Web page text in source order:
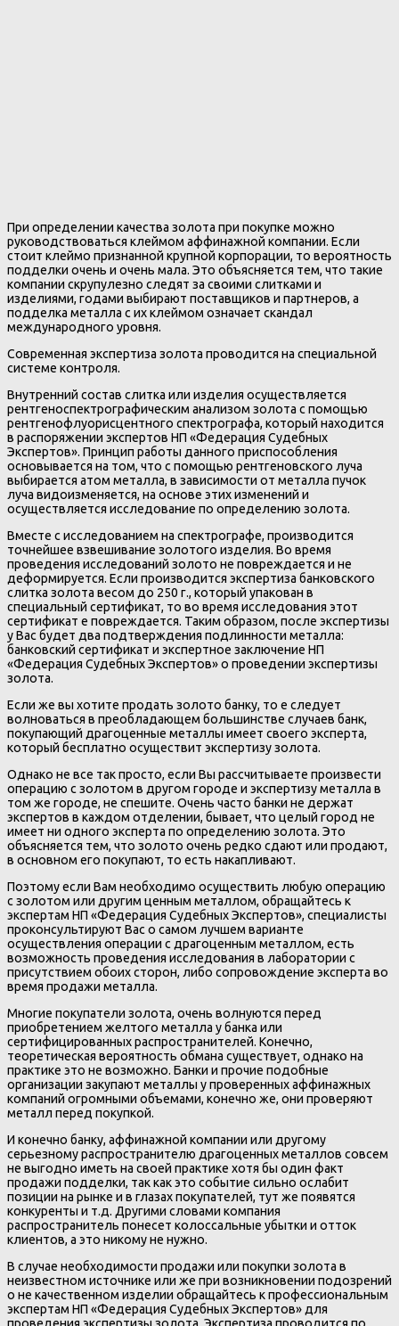
При определении качества золота при покупке можно
руководствоваться клеймом аффинажной компании. Если
стоит клеймо признанной крупной корпорации, то вероятность
подделки очень и очень мала. Это объясняется тем, что такие
компании скрупулезно следят за своими слитками и
изделиями, годами выбирают поставщиков и партнеров, а
подделка металла с их клеймом означает скандал
международного уровня.
Современная экспертиза золота проводится на специальной
системе контроля.
Внутренний состав слитка или изделия осуществляется
рентгеноспектрографическим анализом золота с помощью
рентгенофлуорисцентного спектрографа, который находится
в распоряжении экспертов НП «Федерация Судебных
Экспертов». Принцип работы данного приспособления
основывается на том, что с помощью рентгеновского луча
выбирается атом металла, в зависимости от металла пучок
луча видоизменяется, на основе этих изменений и
осуществляется исследование по определению золота.
Вместе с исследованием на спектрографе, производится
точнейшее взвешивание золотого изделия. Во время
проведения исследований золото не повреждается и не
деформируется. Если производится экспертиза банковского
слитка золота весом до 250 г., который упакован в
специальный сертификат, то во время исследования этот
сертификат е повреждается. Таким образом, после экспертизы
у Вас будет два подтверждения подлинности металла:
банковский сертификат и экспертное заключение НП
«Федерация Судебных Экспертов» о проведении экспертизы
золота.
Если же вы хотите продать золото банку, то е следует
волноваться в преобладающем большинстве случаев банк,
покупающий драгоценные металлы имеет своего эксперта,
который бесплатно осуществит экспертизу золота.
Однако не все так просто, если Вы рассчитываете произвести
операцию с золотом в другом городе и экспертизу металла в
том же городе, не спешите. Очень часто банки не держат
экспертов в каждом отделении, бывает, что целый город не
имеет ни одного эксперта по определению золота. Это
объясняется тем, что золото очень редко сдают или продают,
в основном его покупают, то есть накапливают.
Поэтому если Вам необходимо осуществить любую операцию
с золотом или другим ценным металлом, обращайтесь к
экспертам НП «Федерация Судебных Экспертов», специалисты
проконсультируют Вас о самом лучшем варианте
осуществления операции с драгоценным металлом, есть
возможность проведения исследования в лаборатории с
присутствием обоих сторон, либо сопровождение эксперта во
время продажи металла.
Многие покупатели золота, очень волнуются перед
приобретением желтого металла у банка или
сертифицированных распространителей. Конечно,
теоретическая вероятность обмана существует, однако на
практике это не возможно. Банки и прочие подобные
организации закупают металлы у проверенных аффинажных
компаний огромными объемами, конечно же, они проверяют
металл перед покупкой.
И конечно банку, аффинажной компании или другому
серьезному распространителю драгоценных металлов совсем
не выгодно иметь на своей практике хотя бы один факт
продажи подделки, так как это событие сильно ослабит
позиции на рынке и в глазах покупателей, тут же появятся
конкуренты и т.д. Другими словами компания
распространитель понесет колоссальные убытки и отток
клиентов, а это никому не нужно.
В случае необходимости продажи или покупки золота в
неизвестном источнике или же при возникновении подозрений
о не качественном изделии обращайтесь к профессиональным
экспертам НП «Федерация Судебных Экспертов» для